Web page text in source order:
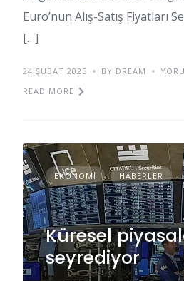
Euro’nun Alış-Satış Fiyatları
[…]
24 ŞUBAT 2025 BY DREAM
READ MORE
EKONOMI HABERLER
Küresel
seyrediyor